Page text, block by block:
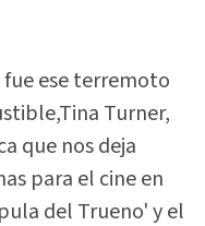
fue ese terremoto
Turner,
que nos deja
para el cine en
del Trueno' y el